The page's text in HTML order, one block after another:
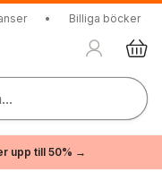
• Billiga böcker
upp till 50% →